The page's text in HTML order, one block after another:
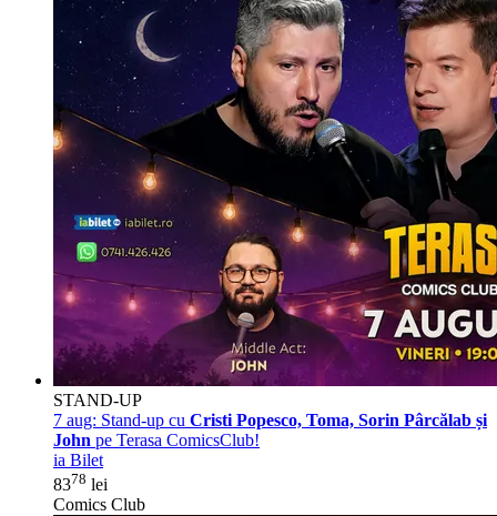
STAND-UP
7 aug: Stand-up cu Cristi Popesco, Toma, Sorin Pârcălab și
John pe Terasa ComicsClub!
ia Bilet
8378 lei
Comics Club